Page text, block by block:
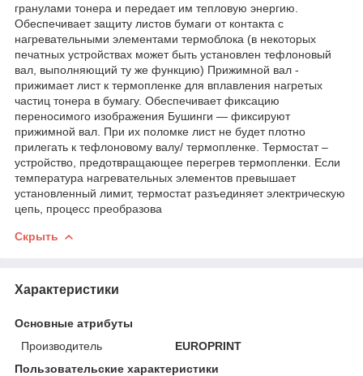
гранулами тонера и передает им тепловую энергию.
Обеспечивает защиту листов бумаги от контакта с
нагревательными элементами термоблока (в некоторых
печатных устройствах может быть установлен тефлоновый
вал, выполняющий ту же функцию) Прижимной вал -
прижимает лист к термопленке для вплавления нагретых
частиц тонера в бумагу. Обеспечивает фиксацию
переносимого изображения Бушинги — фиксируют
прижимной вал. При их поломке лист не будет плотно
прилегать к тефлоновому валу/ термопленке. Термостат –
устройство, предотвращающее перегрев термопленки. Если
температура нагревательных элементов превышает
установленный лимит, термостат разъединяет электрическую
цепь, процесс преобразова
Скрыть
Характеристики
Основные атрибуты
Производитель
EUROPRINT
Пользовательские характеристики